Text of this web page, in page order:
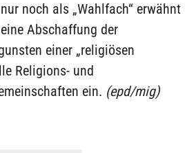
noch als „Wahlfach“ erwähnt
Abschaffung der
einer „religiösen
Religions- und
ein. (epd/mig)